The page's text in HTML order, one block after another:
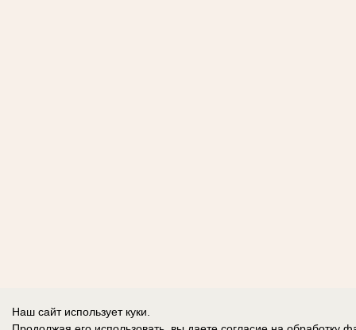
Наш сайт использует куки.